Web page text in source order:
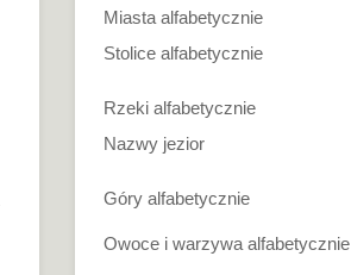
Miasta alfabetycznie
Stolice alfabetycznie
Rzeki alfabetycznie
Nazwy jezior
Góry alfabetycznie
Owoce i warzywa alfabetycznie